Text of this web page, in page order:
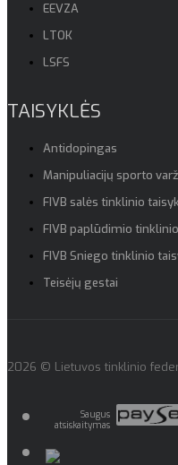
EEVZA
LTOK
LSFS
TAISYKLĖS
Antidopingas
Manipuliacijų sporto
FIVB salės tinklinio
FIVB paplūdimio
FIVB Sniego tinklinio
Teisėjų gestai
2026 © Lietuvos tinklinio
Saugus
atsiskaitymas